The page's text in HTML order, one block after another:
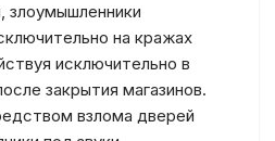
злоумышленники
на кражах
исключительно в
закрытия магазинов.
взлома дверей